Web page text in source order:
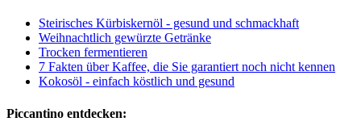
Steirisches Kürbiskernöl - gesund und schmackhaft
Weihnachtlich gewürzte Getränke
Trocken fermentieren
7 Fakten über Kaffee, die Sie garantiert noch nicht kennen
Kokosöl - einfach köstlich und gesund
Piccantino entdecken: